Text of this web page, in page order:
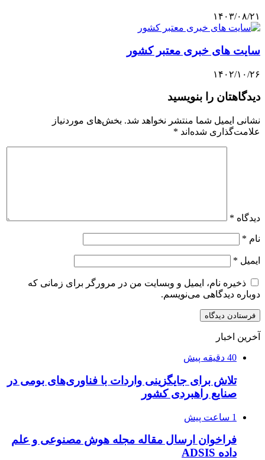
۱۴۰۳/۰۸/۲۱
سایت های خبری معتبر کشور
۱۴۰۲/۱۰/۲۶
دیدگاهتان را بنویسید
نشانی ایمیل شما منتشر نخواهد شد. بخش‌های موردنیاز
علامت‌گذاری شده‌اند *
دیدگاه *
نام *
ایمیل *
ذخیره نام، ایمیل و وبسایت من در مرورگر برای زمانی که
دوباره دیدگاهی می‌نویسم.
آخرین اخبار
40 دقیقه پیش
تلاش برای جایگزینی واردات با فناوری‌های بومی در
صنایع راهبردی کشور
1 ساعت پیش
فراخوان ارسال مقاله مجله هوش مصنوعی و علم
داده ADSIS